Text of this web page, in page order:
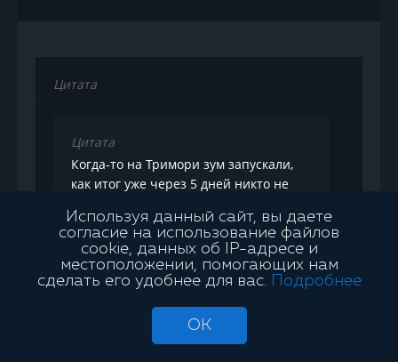
Цитата
Цитата
Когда-то на Тримори зум запускали,
как итог уже через 5 дней никто не
На самом деле не понятно, чем они себя
мотивировали и для какой цели создавали
была игра, нужен трафик раз в 10 больше.<br>
Используя данный сайт, вы даете
согласие на использование файлов
cookie, данных об IP-адресе и
местоположении, помогающих нам
сделать его удобнее для вас.
Подробнее
OK